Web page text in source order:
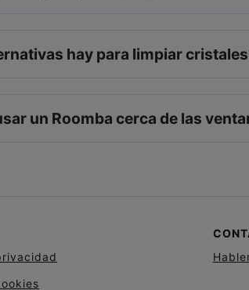
hay para limpiar
un Roomba cerca de las